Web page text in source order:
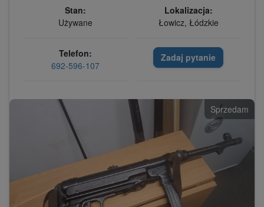
Stan:
Używane
Lokalizacja:
Łowicz, Łódzkie
Telefon:
692-596-107
Zadaj pytanie
Sprzedam